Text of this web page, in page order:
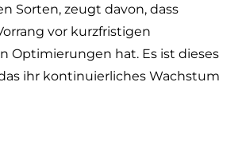
Sorten, zeugt davon, dass
vor kurzfristigen
Optimierungen hat. Es ist dieses
ihr kontinuierliches Wachstum